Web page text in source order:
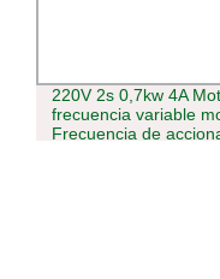
3D Sensor
Industrial
Perfilador